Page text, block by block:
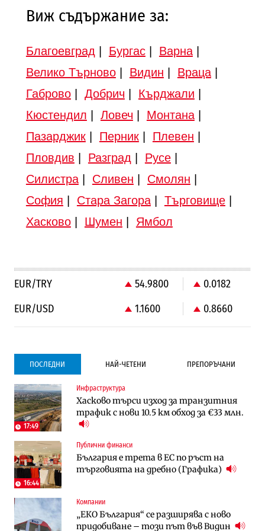
Виж съдържание за:
Благоевград Бургас| Варна|
Велико Търново| Видин Враца|
Габрово| Добрич Кърджали
Кюстендил
Ловеч Монтана|
Пазарджик| Перник| Плевен
Пловдив
Разград Русе|
Силистра| Сливен Смолян
София
Стара Загора| Търговище|
Хасково| Шумен Ямбол
EUR/TRY 54.9800
0.0182
EUR/USD
1.1600 0.8660
ПОСЛЕДНИ НАЙ-ЧЕТЕНИ ПРЕПОРЪЧАНИ
17:49
Инфраструктура
Хасково търси изход за транзитния
трафик с нови 10.5 км обход за €33 млн.
16:44
Публични финанси
България е трета в ЕС по ръст на
търговията на дребно (Графика)
Компании
„ЕКО България“ се разширява с ново
придобиване – този път във Видин
Градоустройство
Столична община избра изпълнител за
преместването на трамвайното
трасе по бул. „Скобелев“
Компании
Vivacom предлага над 150 устройства с
90% отстъпка през август
Енергетика
АЕЦ „Козлодуй“ ще работи само още
няколко седмици, ако сушата продължи
Компании
Vivacom предлага над 150 устройства с
90% отстъпка през август
To:know
Последни дни с обозначаване на цените
в лева: Какво предстои?
Градоустройство
Столична община избра изпълнител за
преместването на трамвайното